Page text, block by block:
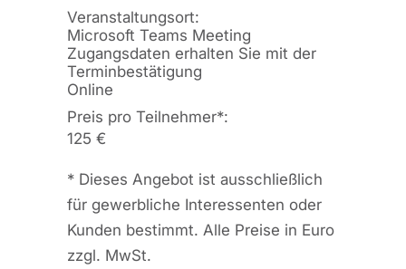
Veranstaltungsort:
Microsoft Teams Meeting
Zugangsdaten erhalten Sie mit der
Terminbestätigung
Online
Preis pro Teilnehmer*:
125 €
* Dieses Angebot ist ausschließlich
für gewerbliche Interessenten oder
Kunden bestimmt. Alle Preise in Euro
zzgl. MwSt.